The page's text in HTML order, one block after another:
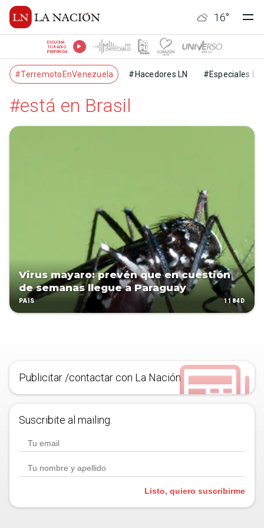
16°
ESCUCHÁ
TU RADIO
PREFERIDA
#TerremotoEnVenezuela #Hacedores LN #Especiales LN
#está en Brasil
Virus mayaro: prevén que en cuestión
de semanas llegue a Paraguay
PAÍS 1184D
Publicitar /contactar con La Nación
Suscribite al mailing.
Listo, quiero suscribirme